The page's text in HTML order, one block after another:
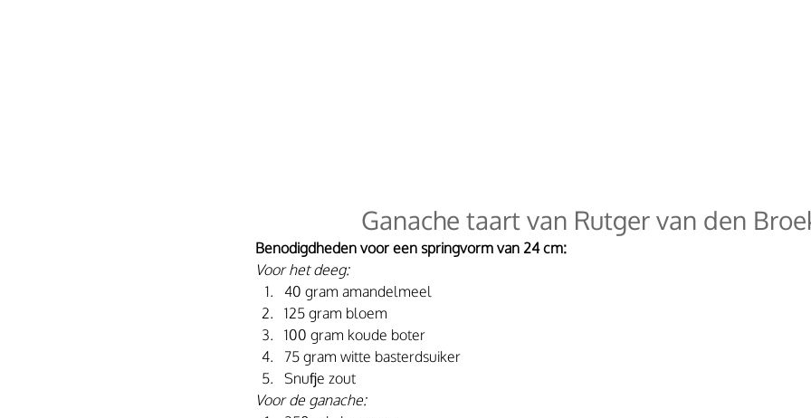
Ganache taart van Rutger van den
Benodigdheden voor een springvorm van 24 cm:
Voor het deeg:
40 gram amandelmeel
125 gram bloem
100 gram koude boter
75 gram witte basterdsuiker
Snufje zout
Voor de ganache: